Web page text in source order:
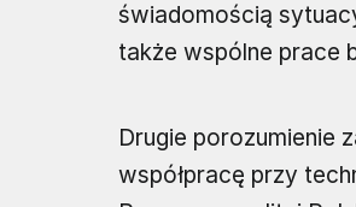
świadomością
także wspólne prace
Drugie porozumienie
współpracę przy